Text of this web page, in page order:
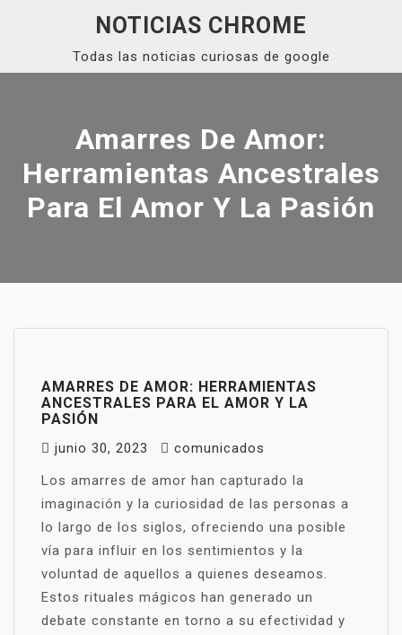
NOTICIAS CHROME
Todas las noticias curiosas de google
Amarres De Amor:
Herramientas Ancestrales
Para El Amor Y La Pasión
AMARRES DE AMOR: HERRAMIENTAS
ANCESTRALES PARA EL AMOR Y LA
PASIÓN
junio 30, 2023
comunicados
Los amarres de amor han capturado la
imaginación y la curiosidad de las personas a
lo largo de los siglos, ofreciendo una posible
vía para influir en los sentimientos y la
voluntad de aquellos a quienes deseamos.
Estos rituales mágicos han generado un
debate constante en torno a su efectividad y